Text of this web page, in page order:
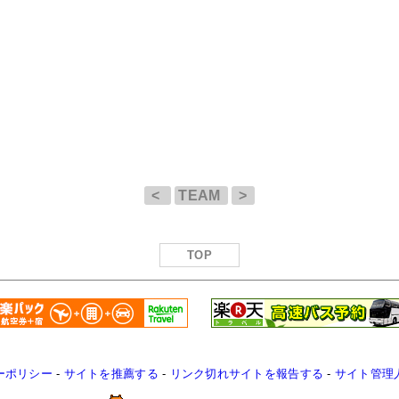
< TEAM >
TOP
ポリシー - サイトを推薦する - リンク切れサイトを報告する - サイト管理